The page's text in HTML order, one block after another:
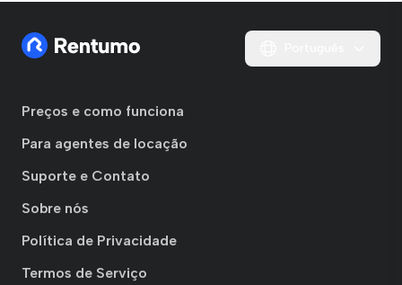
Preços e como funciona
Para agentes de locação
Suporte e Contato
Sobre nós
Política de Privacidade
Termos de Serviço